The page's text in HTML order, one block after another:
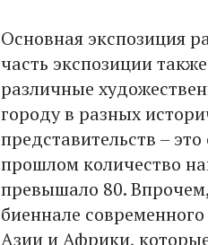
Основная экспозиция
часть экспозиции
различные
городу в разных
представительств –
прошлом количество
превышало 80.
биеннале
Азии и Африки,